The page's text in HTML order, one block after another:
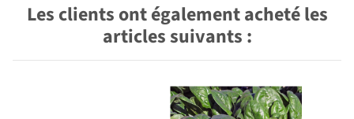
Les clients ont également acheté les
articles suivants :